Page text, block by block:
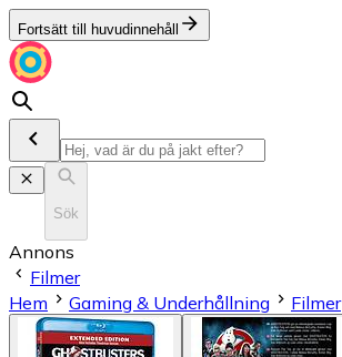
Fortsätt till huvudinnehåll
Sök
Annons
Filmer
Hem
Gaming & Underhållning Filmer